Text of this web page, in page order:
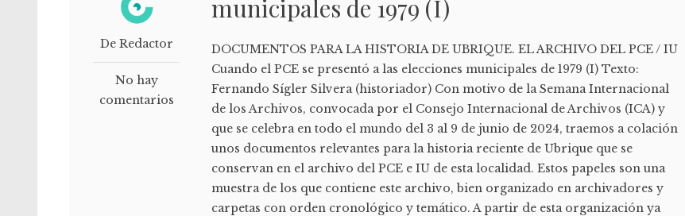
De Redactor
No hay
comentarios
municipales de 1979 (I)
DOCUMENTOS PARA LA HISTORIA DE UBRIQUE. EL ARCHIVO DEL PCE / IU
Cuando el PCE se presentó a las elecciones municipales de 1979 (I) Texto:
Fernando Sígler Silvera (historiador) Con motivo de la Semana Internacional
de los Archivos, convocada por el Consejo Internacional de Archivos (ICA) y
que se celebra en todo el mundo del 3 al 9 de junio de 2024, traemos a colación
unos documentos relevantes para la historia reciente de Ubrique que se
conservan en el archivo del PCE e IU de esta localidad. Estos papeles son una
muestra de los que contiene este archivo, bien organizado en archivadores y
carpetas con orden cronológico y temático. A partir de esta organización ya